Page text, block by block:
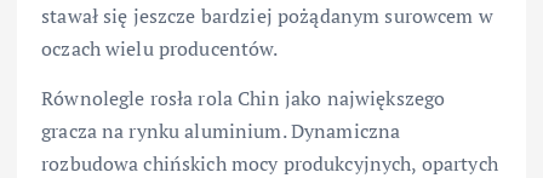
stawał się jeszcze bardziej pożądanym surowcem w
oczach wielu producentów.
Równolegle rosła rola Chin jako największego
gracza na rynku aluminium. Dynamiczna
rozbudowa chińskich mocy produkcyjnych, opartych